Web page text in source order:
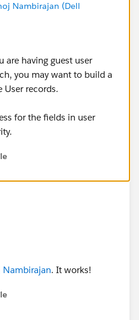
Nambirajan (Dell
are having guest user
you may want to build a
User records.
for the fields in user
Nambirajan. It works!